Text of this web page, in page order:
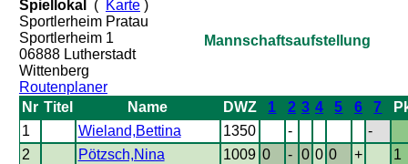
Spiellokal ( Karte)
Sportlerheim Pratau
Sportlerheim 1
06888 Lutherstadt
Wittenberg
Routenplaner
Mannschaftsaufstellung
Nr Titel Name DWZ 1 2 3 4 5 6 7
1
Wieland,Bettina 1350 -
-
2
Pötzsch,Nina 1009 0 - 0 0 0 +
1